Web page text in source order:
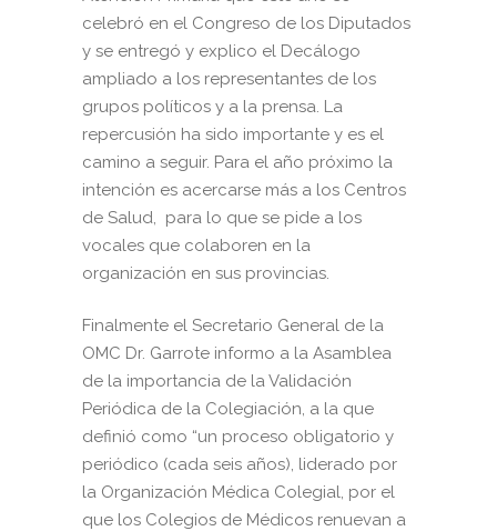
celebró en el Congreso de los Diputados
y se entregó y explico el Decálogo
ampliado a los representantes de los
grupos políticos y a la prensa. La
repercusión ha sido importante y es el
camino a seguir. Para el año próximo la
intención es acercarse más a los Centros
de Salud, para lo que se pide a los
vocales que colaboren en la
organización en sus provincias.
Finalmente el Secretario General de la
OMC Dr. Garrote informo a la Asamblea
de la importancia de la Validación
Periódica de la Colegiación, a la que
definió como “un proceso obligatorio y
periódico (cada seis años), liderado por
la Organización Médica Colegial, por el
que los Colegios de Médicos renuevan a